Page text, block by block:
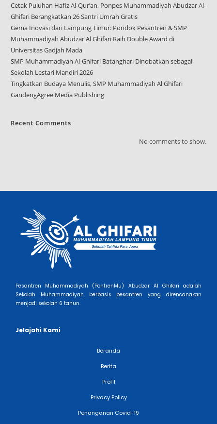
Cetak Puluhan Hafiz Al-Qur’an, Ponpes Muhammadiyah Abudzar Al-
Ghifari Berangkatkan 26 Santri Umrah Gratis
Gema Inovasi dari Lampung Timur: Pondok Pesantren & SMP
Muhammadiyah Abudzar Al Ghifari Raih Double Award di
Universitas Gadjah Mada
SMP Muhammadiyah Al-Ghifari Batanghari Dinobatkan sebagai
Sekolah Lestari Mandiri 2026
Tingkatkan Budaya Menulis, SMP Muhammadiyah Al Ghifari
GandengAgree Media Publishing
Recent Comments
No comments to show.
Pesantren Muhammadiyah (PontrenMu) Abudzar Al Ghifari adalah
Sekolah Muhammadiyah berbasis pesantren yang direncanakan
menjadi sekolah 6 tahun.
Jelajahi Kami
Beranda
Berita
Profil
Privacy Policy
Penanganan Covid-19